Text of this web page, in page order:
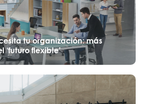
tu organización: más
‘futuro flexible’